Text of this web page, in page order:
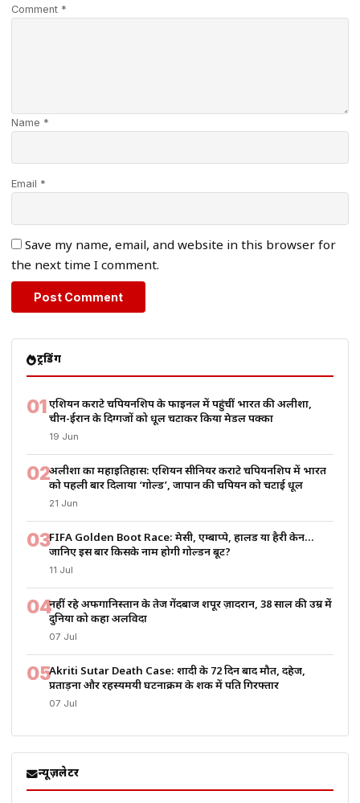
Comment *
Name *
Email *
Save my name, email, and website in this browser for
the next time I comment.
ट्रेंडिंग
01एशियन कराटे चैंपियनशिप के फाइनल में पहुंचीं भारत की अलीशा,
चीन-ईरान के दिग्गजों को धूल चटाकर किया मेडल पक्का
19 Jun
02अलीशा का महाइतिहास: एशियन सीनियर कराटे चैंपियनशिप में भारत
को पहली बार दिलाया ‘गोल्ड’, जापान की चैंपियन को चटाई धूल
21 Jun
03FIFA Golden Boot Race: मेसी, एम्बाप्पे, हालैंड या हैरी केन…
जानिए इस बार किसके नाम होगी गोल्डन बूट?
11 Jul
04नहीं रहे अफगानिस्तान के तेज गेंदबाज शपूर ज़ादरान, 38 साल की उम्र में
दुनिया को कहा अलविदा
07 Jul
05Akriti Sutar Death Case: शादी के 72 दिन बाद मौत, दहेज,
प्रताड़ना और रहस्यमयी घटनाक्रम के शक में पति गिरफ्तार
07 Jul
न्यूज़लेटर